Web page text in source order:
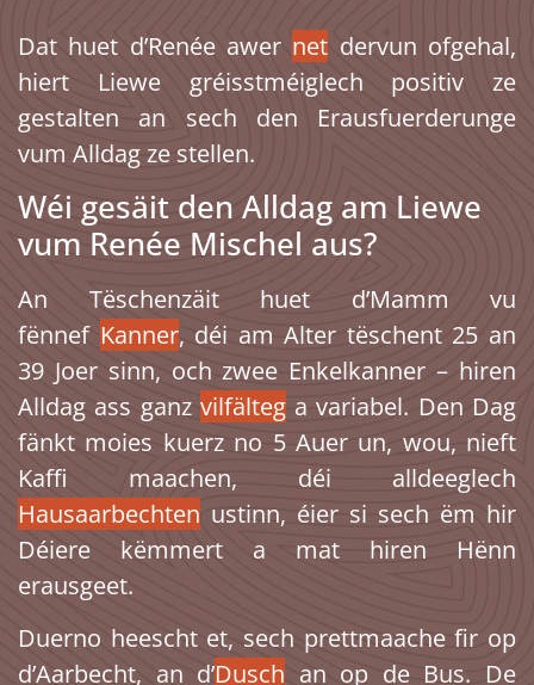
Dat huet d’Renée awer net dervun ofgehal,
hiert Liewe gréisstméiglech positiv ze
gestalten an sech den Erausfuerderunge
vum Alldag ze stellen.
Wéi gesäit den Alldag am Liewe
vum Renée Mischel aus?
An Tëschenzäit huet d’Mamm vu
fënnef Kanner, déi am Alter tëschent 25 an
39 Joer sinn, och zwee Enkelkanner – hiren
Alldag ass ganz vilfältega variabel. Den Dag
fänkt moies kuerz no 5 Auer un, wou, nieft
Kaffi maachen, déi alldeeglech
Hausaarbechten ustinn, éier si sech ëm hir
Déiere këmmert a mat hiren Hënn
erausgeet.
Duerno heescht et, sech prettmaache fir op
d’Aarbecht, an d’Dusch an op de Bus. De